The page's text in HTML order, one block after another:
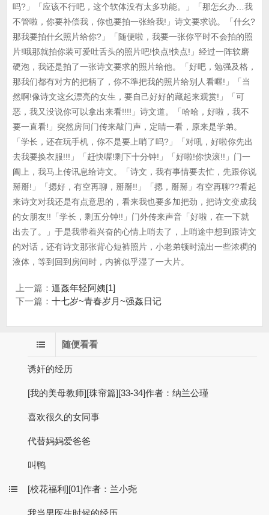
吗?」「应该不行吧，这个软体没有太多功能。」「那怎幺办…我
不管啦，你要补偿我，你也要拍一张给我!」诗文要求说。「什幺?
那我要拍什幺照片给你?」「随便啦，我要一张你平时不会拍的照
片!哦那就拍你装可爱吐舌头的照片吧!快点!快点!」经过一阵软磨
硬泡，我还是拍了一张诗文要求的照片给他。「好吧，勉强及格，
那我们都有对方的把柄了，你不準把我的照片给别人看喔!」「当
然啊!像诗文这幺漂亮的女生，要自己好好的藏起来观赏!」「可
恶，我又没说你可以拿出来看!!!!」诗文道。「哈哈，好啦，我不
要一直看!」突然房间门传来敲门声，定睛一看，原来是学弟。
「学长，还在玩手机，你不是要上哨了吗?」「对吼，好啦你先出
去我要换衣服!!!」「赶快喔!剩下十分钟!」「好啦!你快滚!!」门一
阖上，我马上传讯息给诗文。「诗文，我有事情要去忙，先跟你说
掰掰!」「摁好，有空再聊，掰掰!!」「摁，掰掰」有空再聊??看起
来诗文对我还是有点意思的，看来我也要多加把劲，把诗文变成我
的女朋友!!「学长，剩五分钟!!」门外传来声音「好啦，在一下就
出去了。」于是我带着兴奋的心情上哨去了，上哨途中想到跟诗文
的对话，还有诗文那张背心短裤照片，小老弟顿时流出一些浓稠的
液体，等到回到房间时，内裤似乎湿了一大片。
上一篇： 逼姦年轻阿姨[1]
下一篇： 十七岁~青春岁月~强姦日记
随便看看
诱奸的经历
[我的美母教师][珠帘篇][33-34]作者：纳兰公瑾
喜欢很久的女同事
代替妈妈爱爸爸
叫鸭
[校花福利][01]作者：兰小尧
我当男医生时候的经历